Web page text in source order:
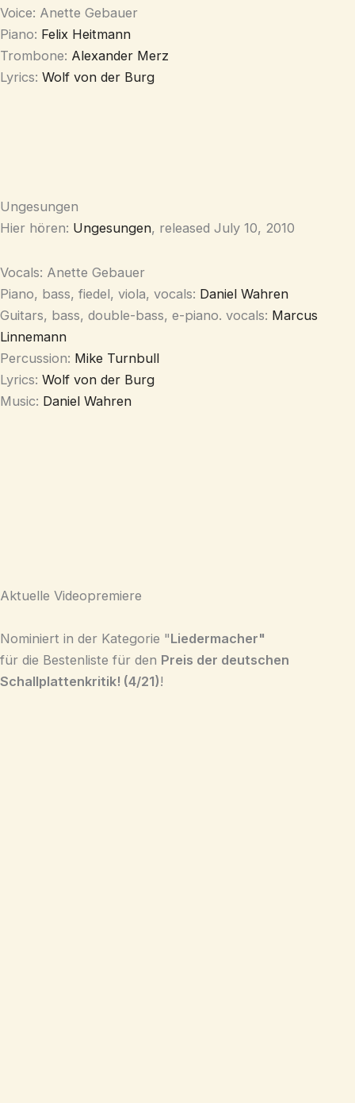
Voice: Anette Gebauer
Piano: Felix Heitmann
Trombone: Alexander Merz
Lyrics: Wolf von der Burg
Ungesungen
Hier hören: Ungesungen, released July 10, 2010
Vocals: Anette Gebauer
Piano, bass, fiedel, viola, vocals: Daniel Wahren
Guitars, bass, double-bass, e-piano. vocals: Marcus
Linnemann
Percussion: Mike Turnbull
Lyrics: Wolf von der Burg
Music: Daniel Wahren
Aktuelle Videopremiere
Nominiert in der Kategorie "Liedermacher"
für die Bestenliste für den Preis der deutschen
Schallplattenkritik! (4/21)!